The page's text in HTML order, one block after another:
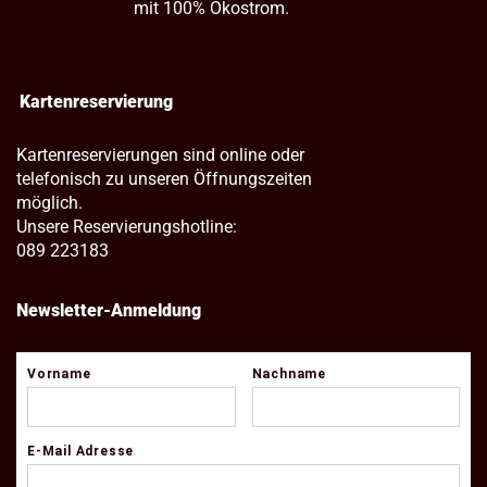
mit 100% Ökostrom.
Kartenreservierung
Kartenreservierungen sind online oder
telefonisch zu unseren Öffnungszeiten
möglich.
Unsere Reservierungshotline:
089 223183
Newsletter-Anmeldung